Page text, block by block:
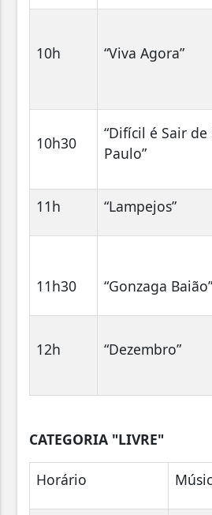
10h “Viva Agora”
10h30
“Difícil é Sair de
Paulo”
11h “Lampejos”
11h30 “Gonzaga Baião”
12h “Dezembro”
CATEGORIA "LIVRE"
Horário